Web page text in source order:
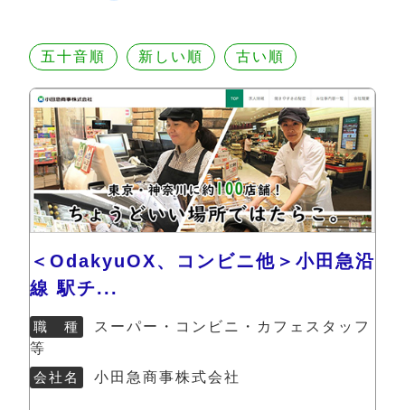
五十音順 新しい順 古い順
＜OdakyuOX、コンビニ他＞小田急沿
線 駅チ...
職 種
スーパー・コンビニ・カフェスタッフ
等
会社名
小田急商事株式会社